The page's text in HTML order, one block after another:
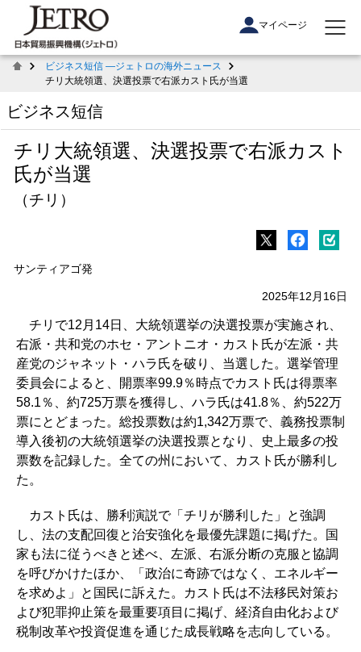
マイページ
ビジネス短信 ―ジェトロの海外ニュース
チリ大統領選、決選投票で右派カスト氏が当選
ビジネス短信
チリ大統領選、決選投票で右派カスト
氏が当選
（チリ）
サンティアゴ発
2025年12月16日
チリで12月14日、大統領選挙の決選投票が実施され、
右派・共和党のホセ・アントニオ・カスト氏が左派・共
産党のジャネット・ハラ氏を破り、当選した。選挙管理
委員会によると、開票率99.9％時点でカスト氏は得票率
58.1％、約725万票を獲得し、ハラ氏は41.8％、約522万
票にとどまった。総投票数は約1,342万票で、義務投票制
導入後初の大統領選挙の決選投票となり、史上最多の投
票数を記録した。全ての州において、カスト氏が勝利し
た。
カスト氏は、勝利演説で「チリが勝利した」と強調
し、法の支配回復と治安強化を最優先課題に掲げた。国
家も法に従うべきと述べ、左派、右派分断の克服と協調
を呼びかけたほか、「政治に奇跡ではなく、エネルギー
を求めよ」と国民に訴えた。カスト氏は不法移民対策お
よび犯罪抑止策を最重要項目に掲げ、経済自由化および
税制改革や投資促進を通じた成長戦略を志向している。